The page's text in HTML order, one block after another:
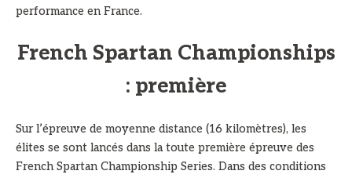
performance en France.
French Spartan Championships
: première
Sur l’épreuve de moyenne distance (16 kilomètres), les
élites se sont lancés dans la toute première épreuve des
French Spartan Championship Series. Dans des conditions